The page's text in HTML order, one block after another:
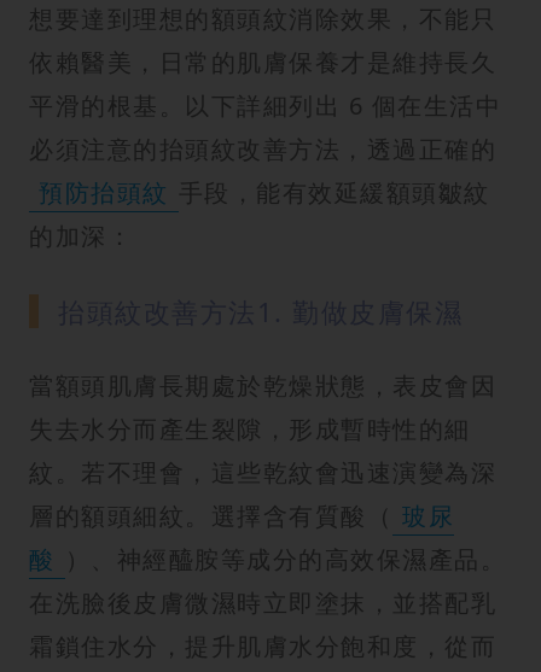
想要達到理想的額頭紋消除效果，不能只
依賴醫美，日常的肌膚保養才是維持長久
平滑的根基。以下詳細列出 6 個在生活中
必須注意的抬頭紋改善方法，透過正確的
預防抬頭紋 手段，能有效延緩額頭皺紋
的加深：
當額頭肌膚長期處於乾燥狀態，表皮會因
失去水分而產生裂隙，形成暫時性的細
紋。若不理會，這些乾紋會迅速演變為深
層的額頭細紋。選擇含有質酸（ 玻尿
酸 ）、神經醯胺等成分的高效保濕產品。
在洗臉後皮膚微濕時立即塗抹，並搭配乳
霜鎖住水分，提升肌膚水分飽和度，從而